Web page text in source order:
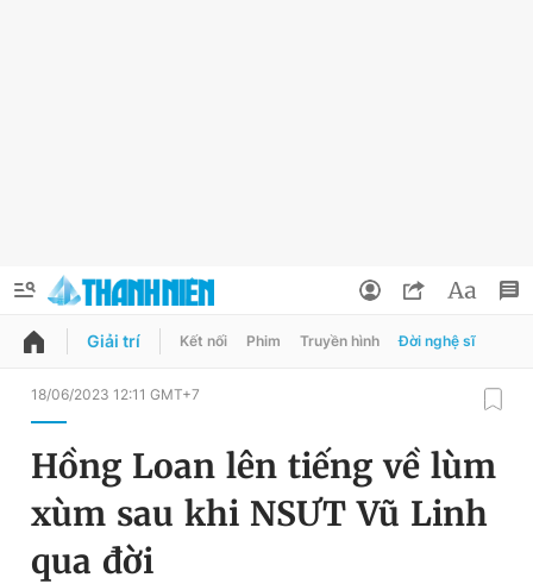
QUẢNG CÁO
Chuyên mục
Chuyên mục khác
Đổi mật khẩu
Tin đã lưu
Giải trí Kết nối Phim Truyền hình Đời nghệ sĩ
18/06/2023 12:11 GMT+7
Hồng Loan lên tiếng về lùm
xùm sau khi NSƯT Vũ Linh
qua đời